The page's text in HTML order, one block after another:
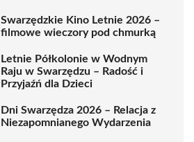
Swarzędzkie Kino Letnie 2026 –
filmowe wieczory pod chmurką
Letnie Półkolonie w Wodnym
Raju w Swarzędzu – Radość i
Przyjaźń dla Dzieci
Dni Swarzędza 2026 – Relacja z
Niezapomnianego Wydarzenia